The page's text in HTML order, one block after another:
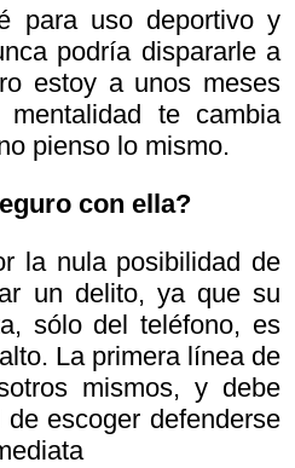
para uso deportivo y
podría dispararle a
estoy a unos meses
te cambia
pienso lo mismo.
con ella?
la nula posibilidad de
un delito, ya que su
sólo del teléfono, es
La primera línea de
mismos, y debe
escoger defenderse